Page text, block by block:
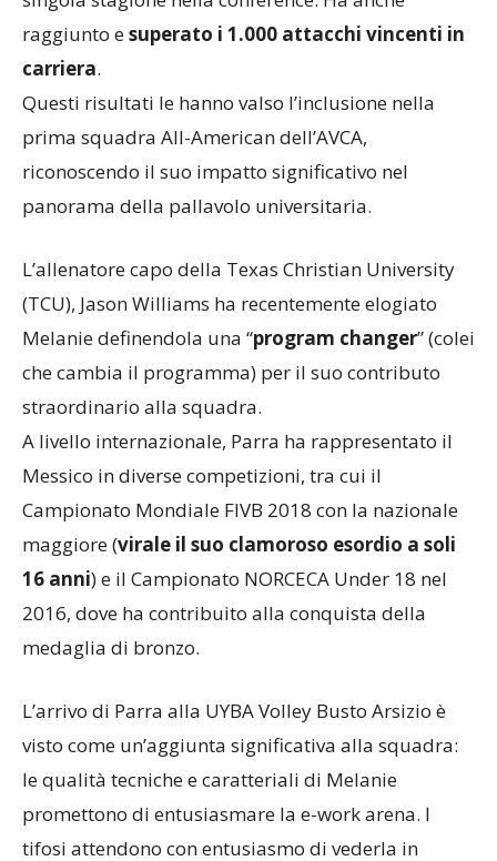
singola stagione nella conference. Ha anche
raggiunto e
superato i 1.000 attacchi vincenti in
prima squadra All-American dell’AVCA,
riconoscendo il suo impatto significativo nel
panorama della pallavolo universitaria.
L’allenatore capo della Texas Christian University
(TCU), Jason Williams ha recentemente elogiato
program changer
che cambia il programma) per il suo contributo
straordinario alla squadra.
A livello internazionale, Parra ha rappresentato il
Messico in diverse competizioni, tra cui il
Campionato Mondiale FIVB 2018 con la nazionale
maggiore (
) e il Campionato NORCECA Under 18 nel
2016, dove ha contribuito alla conquista della
medaglia di bronzo.
L’arrivo di Parra alla UYBA Volley Busto Arsizio è
visto come un’aggiunta significativa alla squadra:
le qualità tecniche e caratteriali di Melanie
promettono di entusiasmare la e-work arena. I